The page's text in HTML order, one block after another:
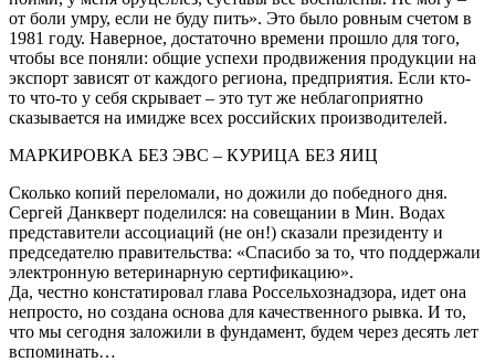
от боли умру, если не буду пить». Это было ровным счетом в
1981 году. Наверное, достаточно времени прошло для того,
чтобы все поняли: общие успехи продвижения продукции на
экспорт зависят от каждого региона, предприятия. Если кто-
то что-то у себя скрывает – это тут же неблагоприятно
сказывается на имидже всех российских производителей.
МАРКИРОВКА БЕЗ ЭВС – КУРИЦА БЕЗ ЯИЦ
Сколько копий переломали, но дожили до победного дня.
Сергей Данкверт поделился: на совещании в Мин. Водах
представители ассоциаций (не он!) сказали президенту и
председателю правительства: «Спасибо за то, что поддержали
электронную ветеринарную сертификацию».
Да, честно констатировал глава Россельхознадзора, идет она
непросто, но создана основа для качественного рывка. И то,
что мы сегодня заложили в фундамент, будем через десять лет
вспоминать…